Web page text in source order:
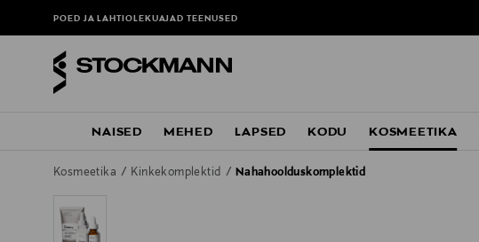
POED JA LAHTIOLEKUAJADTEENUSED
NAISED MEHED LAPSED KODU KOSMEETIKA
Kosmeetika Kinkekomplektid Nahahoolduskomplektid